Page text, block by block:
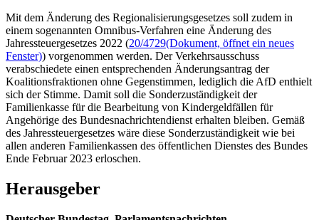
Mit dem Änderung des Regionalisierungsgesetzes soll zudem in
einem sogenannten Omnibus-Verfahren eine Änderung des
Jahressteuergesetzes 2022 (20/4729(Dokument, öffnet ein neues
Fenster)) vorgenommen werden. Der Verkehrsausschuss
verabschiedete einen entsprechenden Änderungsantrag der
Koalitionsfraktionen ohne Gegenstimmen, lediglich die AfD enthielt
sich der Stimme. Damit soll die Sonderzuständigkeit der
Familienkasse für die Bearbeitung von Kindergeldfällen für
Angehörige des Bundesnachrichtendienst erhalten bleiben. Gemäß
des Jahressteuergesetzes wäre diese Sonderzuständigkeit wie bei
allen anderen Familienkassen des öffentlichen Dienstes des Bundes
Ende Februar 2023 erloschen.
Herausgeber